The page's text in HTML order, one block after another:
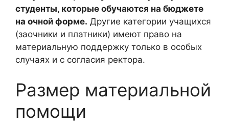
студенты, которые обучаются на бюджете
на очной форме. Другие категории учащихся
(заочники и платники) имеют право на
материальную поддержку только в особых
случаях и с согласия ректора.
Размер материальной
помощи